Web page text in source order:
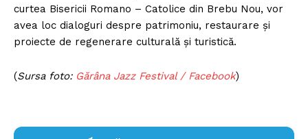
curtea Bisericii Romano – Catolice din Brebu Nou, vor
avea loc dialoguri despre patrimoniu, restaurare şi
proiecte de regenerare culturală şi turistică.
(Sursa foto: Gărâna Jazz Festival / Facebook)